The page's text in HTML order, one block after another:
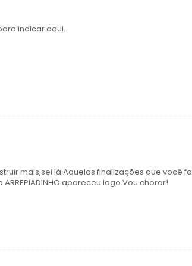
indicar aqui.
mais,sei lá.Aquelas finalizações que você
apareceu logo.Vou chorar!